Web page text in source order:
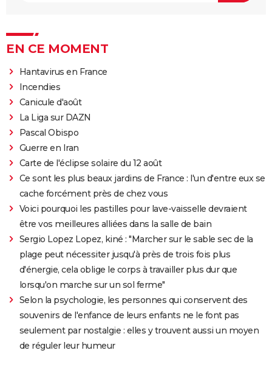
EN CE MOMENT
Hantavirus en France
Incendies
Canicule d'août
La Liga sur DAZN
Pascal Obispo
Guerre en Iran
Carte de l'éclipse solaire du 12 août
Ce sont les plus beaux jardins de France : l'un d'entre eux se
cache forcément près de chez vous
Voici pourquoi les pastilles pour lave-vaisselle devraient
être vos meilleures alliées dans la salle de bain
Sergio Lopez Lopez, kiné : "Marcher sur le sable sec de la
plage peut nécessiter jusqu'à près de trois fois plus
d'énergie, cela oblige le corps à travailler plus dur que
lorsqu'on marche sur un sol ferme"
Selon la psychologie, les personnes qui conservent des
souvenirs de l'enfance de leurs enfants ne le font pas
seulement par nostalgie : elles y trouvent aussi un moyen
de réguler leur humeur